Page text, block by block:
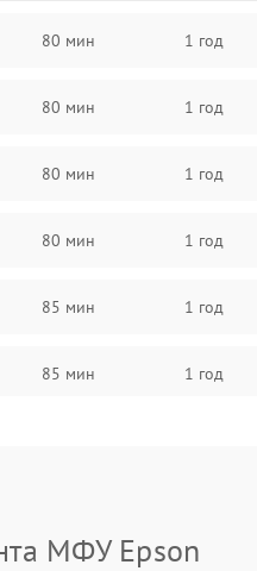
80 мин 1 год
80 мин 1 год
80 мин 1 год
80 мин 1 год
85 мин 1 год
85 мин 1 год
МФУ Epson